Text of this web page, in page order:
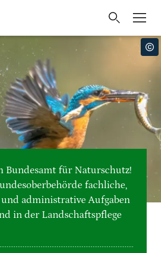
Naturschutz
Bundesamt für Naturschutz!
fachliche,
administrative Aufgaben
in der Landschaftspflege